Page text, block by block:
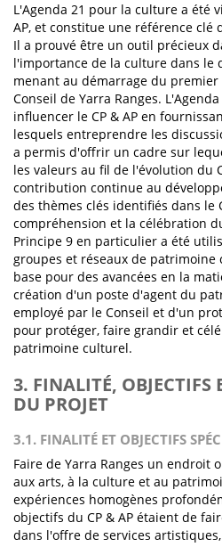
L'Agenda 21 pour la culture a été
AP, et constitue une référence clé
Il a prouvé être un outil précieux
l'importance de la culture dans le
menant au démarrage du
Conseil de Yarra Ranges.
influencer le CP & AP en
lesquels entreprendre les
a permis d'offrir un cadre sur
les valeurs au fil de l'évolution du
contribution continue au
des thèmes clés identifiés dans le
compréhension et la célébration
Principe 9 en particulier a été
groupes et réseaux de
base pour des avancées en la
création d'un poste d'agent du
employé par le Conseil et d'un
pour protéger, faire grandir et
patrimoine culturel.
3. FINALITÉ, OBJECTIFS
DU PROJET
3.1. FINALITÉ ET OBJECTIFS
Faire de Yarra Ranges un endroit
aux arts, à la culture et au
expériences homogènes
objectifs du CP & AP étaient de
dans l'offre de services